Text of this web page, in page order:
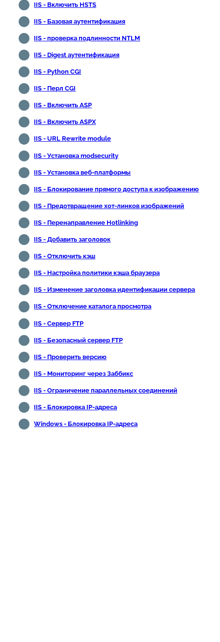
IIS - Включить HSTS
IIS - Базовая аутентификация
IIS - проверка подлинности NTLM
IIS - Digest аутентификация
IIS - Python CGI
IIS - Перл CGI
IIS - Включить ASP
IIS - Включить ASPX
IIS - URL Rewrite module
IIS - Установка modsecurity
IIS - Установка веб-платформы
IIS - Блокирование прямого доступа к изображению
IIS - Предотвращение хот-линков изображений
IIS - Перенаправление Hotlinking
IIS - Добавить заголовок
IIS - Отключить кэш
IIS - Настройка политики кэша браузера
IIS - Изменение заголовка идентификации сервера
IIS - Отключение каталога просмотра
IIS - Сервер FTP
IIS - Безопасный сервер FTP
IIS - Проверить версию
IIS - Мониторинг через Заббикс
IIS - Ограничение параллельных соединений
IIS - Блокировка IP-адреса
Windows - Блокировка IP-адреса